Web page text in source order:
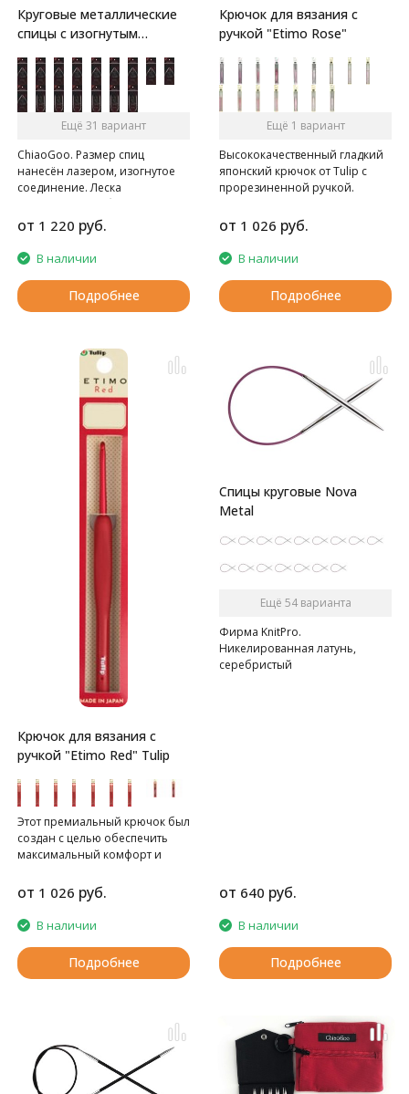
Круговые металлические
спицы с изогнутым
Ещё 31 вариант
ChiaoGoo. Размер спиц
нанесён лазером, изогнутое
соединение. Леска
представляет собой
металлический трос,
обтянутый нейлоном. Кончики
стандартные, спицы с изгибом.
Такая форма соединения
повторяет изгиб руки, поэтому
процесс вязания становится
считается от кончика до
от 1 220 руб.
В наличии
Подробнее
Крючок для вязания с
ручкой "Etimo Rose"
Ещё 1 вариант
Высококачественный гладкий
японский крючок от Tulip c
прорезиненной ручкой.
от 1 026 руб.
В наличии
Подробнее
Крючок для вязания с
ручкой "Etimo Red" Tulip
Этот премиальный крючок был
создан с целью обеспечить
максимальный комфорт и
от 1 026 руб.
В наличии
Подробнее
Спицы круговые Nova
Metal
Ещё 54 варианта
Фирма KnitPro.
Никелированная латунь,
серебристый
от 640 руб.
В наличии
Подробнее